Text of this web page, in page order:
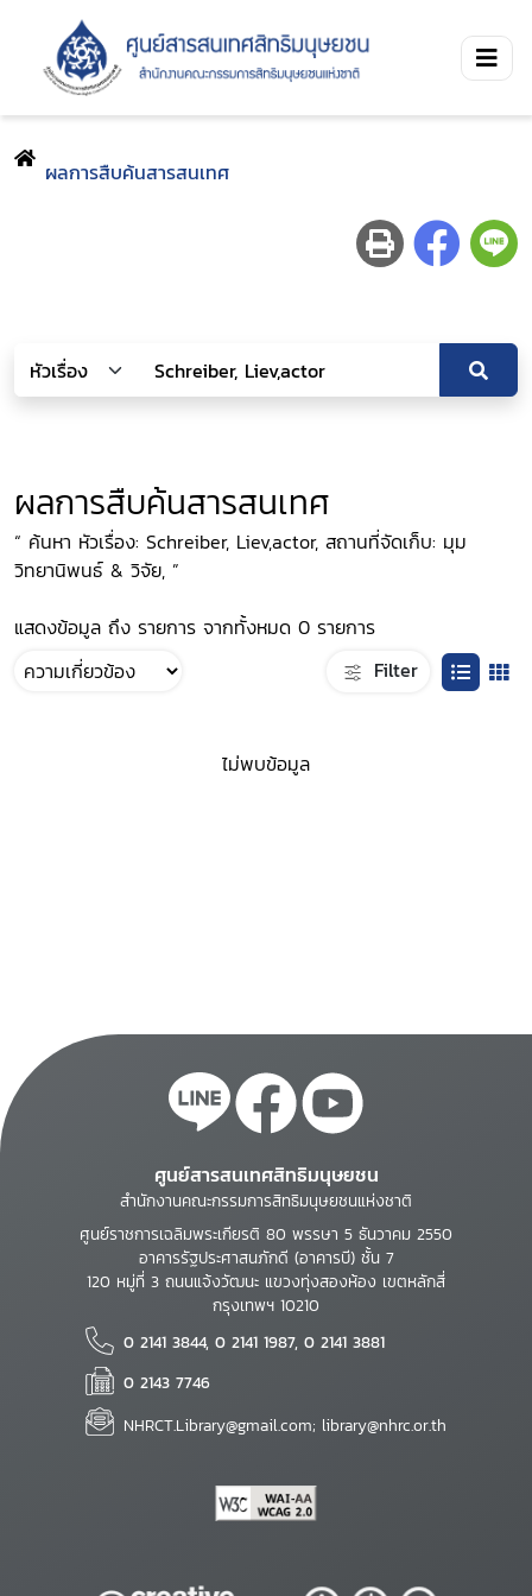
ผลการสืบค้นสารสนเทศ
ผลการสืบค้นสารสนเทศ
“ ค้นหา หัวเรื่อง: Schreiber, Liev,actor, สถานที่จัดเก็บ: มุม
วิทยานิพนธ์ & วิจัย, ”
แสดงข้อมูล ถึง รายการ จากทั้งหมด 0 รายการ
Filter
ไม่พบข้อมูล
ศูนย์สารสนเทศสิทธิมนุษยชน
สำนักงานคณะกรรมการสิทธิมนุษยชนแห่งชาติ
ศูนย์ราชการเฉลิมพระเกียรติ 80 พรรษา 5 ธันวาคม 2550
อาคารรัฐประศาสนภักดี (อาคารบี) ชั้น 7
120 หมู่ที่ 3 ถนนแจ้งวัฒนะ แขวงทุ่งสองห้อง เขตหลักสี่
กรุงเทพฯ 10210
0 2141 3844, 0 2141 1987, 0 2141 3881
0 2143 7746
NHRCT.Library@gmail.com; library@nhrc.or.th